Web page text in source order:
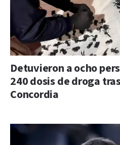
Detuvieron a ocho
240 dosis de droga
Concordia